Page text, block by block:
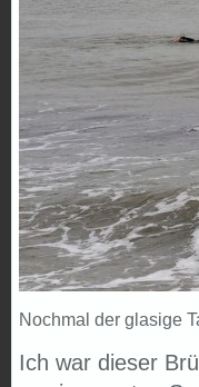
Nochmal der glasige
Ich war dieser